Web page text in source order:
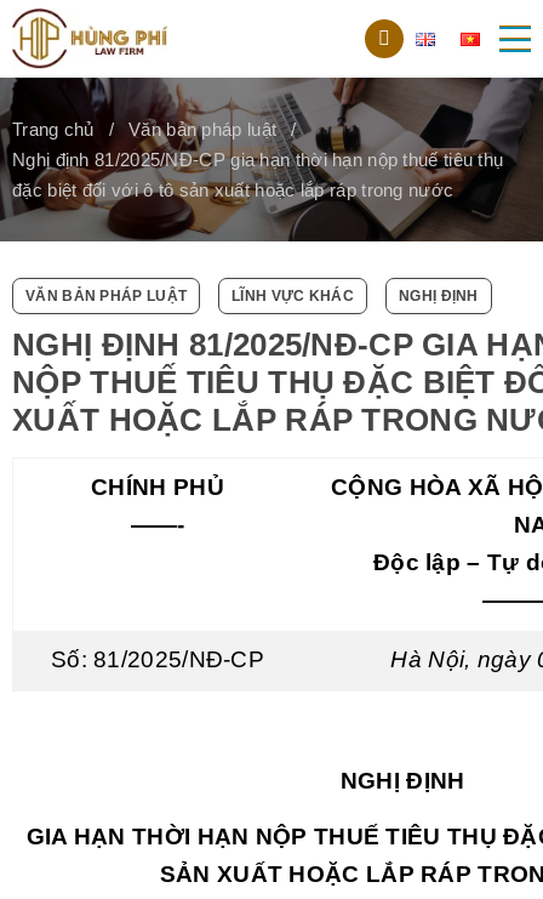
Trang chủ
Văn bản pháp luật
Nghị định 81/2025/NĐ-CP gia hạn thời hạn nộp thuế tiêu thụ
đặc biệt đối với ô tô sản xuất hoặc lắp ráp trong nước
VĂN BẢN PHÁP LUẬT LĨNH VỰC KHÁC NGHỊ ĐỊNH
NGHỊ ĐỊNH 81/2025/NĐ-CP GIA
NỘP THUẾ TIÊU THỤ ĐẶC BIỆT
XUẤT HOẶC LẮP RÁP TRONG
CHÍNH PHỦ
——-
CỘNG HÒA XÃ
Độc lập – Tự
Số: 81/2025/NĐ-CP Hà Nội, ngày
NGHỊ ĐỊNH
GIA HẠN THỜI HẠN NỘP THUẾ TIÊU THỤ
SẢN XUẤT HOẶC LẮP RÁP